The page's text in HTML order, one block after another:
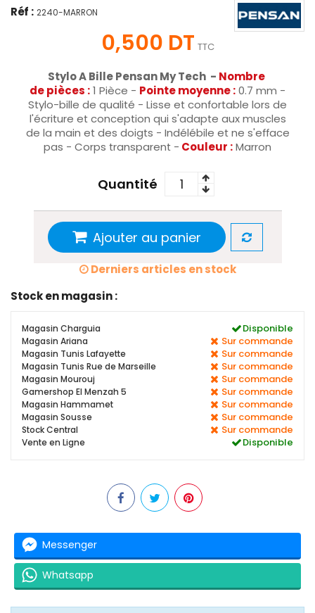
Réf : 2240-MARRON
0,500 DT TTC
Stylo A Bille Pensan My Tech - Nombre
depièces :1 Pièce - Pointe moyenne :0.7 mm -
Stylo-bille de qualité - Lisse et confortable lors de
l'écriture et conception qui s'adapte aux muscles
de la main et des doigts - Indélébile et ne s'efface
pas - Corps transparent - Couleur :Marron
Quantité
Ajouter au panier
Derniers articles en stock
Stock en magasin :
Magasin Charguia Disponible
Magasin Ariana Sur commande
Magasin Tunis Lafayette Sur commande
Magasin Tunis Rue de Marseille Sur commande
Magasin Mourouj Sur commande
Gamershop El Menzah 5 Sur commande
Magasin Hammamet Sur commande
Magasin Sousse Sur commande
Stock Central Sur commande
Vente en Ligne Disponible
Messenger
Whatsapp